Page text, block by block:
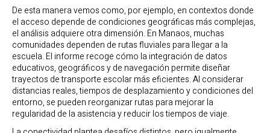
De esta manera vemos como, por ejemplo, en contextos donde
el acceso depende de condiciones geográficas más complejas,
el análisis adquiere otra dimensión. En Manaos, muchas
comunidades dependen de rutas fluviales para llegar a la
escuela. El informe recoge cómo la integración de datos
educativos, geográficos y de navegación permite diseñar
trayectos de transporte escolar más eficientes. Al considerar
distancias reales, tiempos de desplazamiento y condiciones del
entorno, se pueden reorganizar rutas para mejorar la
regularidad de la asistencia y reducir los tiempos de viaje.